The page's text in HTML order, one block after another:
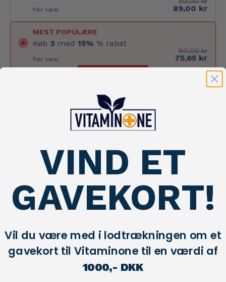
Per vare: 89,00 kr
MEST POPULÆRE
Køb 3 med 15% % rabat
Per vare:
89,00 kr
75,65 kr
Save: 40,05 kr
Save: 106,80 kr
med 25% % rabat
Save:
267,00 kr
Privatlivs beskyttelse
Leverings politik
Produktbeskrivelse
VIND ET
GAVEKORT!
Vil du være med i lodtrækningen om et
gavekort til Vitaminone til en værdi af
1000,- DKK